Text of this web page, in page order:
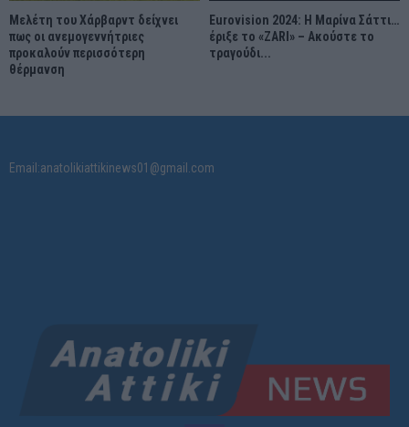
Μελέτη του Χάρβαρντ δείχνει
πως οι ανεμογεννήτριες
προκαλούν περισσότερη
θέρμανση
Eurovision 2024: Η Μαρίνα Σάττι…
έριξε το «ZARI» – Ακούστε το
τραγούδι...
Email:anatolikiattikinews01@gmail.com